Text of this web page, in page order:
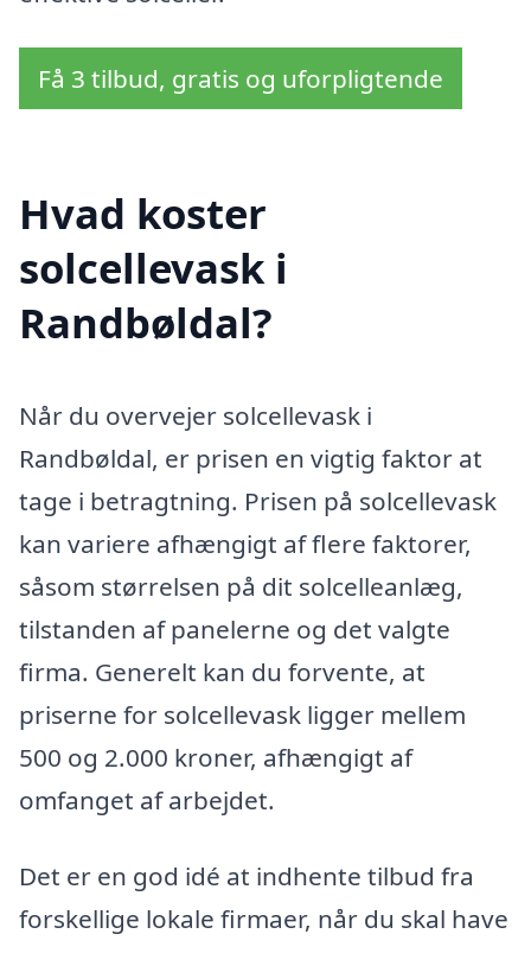
Få 3 tilbud, gratis og uforpligtende
Hvad koster
solcellevask i
Randbøldal?
Når du overvejer solcellevask i
Randbøldal, er prisen en vigtig faktor at
tage i betragtning. Prisen på solcellevask
kan variere afhængigt af flere faktorer,
såsom størrelsen på dit solcelleanlæg,
tilstanden af panelerne og det valgte
firma. Generelt kan du forvente, at
priserne for solcellevask ligger mellem
500 og 2.000 kroner, afhængigt af
omfanget af arbejdet.
Det er en god idé at indhente tilbud fra
forskellige lokale firmaer, når du skal have